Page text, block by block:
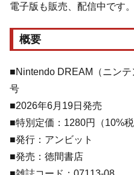
電子版も販売、配信中です。
概要
■Nintendo DREAM（ニン
号
■2026年6月19日発売
■特別定価：1280円（10%税
■発行：アンビット
■発売：徳間書店